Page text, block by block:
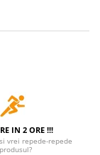
IN 2 ORE !!!
vrei repede-repede
produsul?